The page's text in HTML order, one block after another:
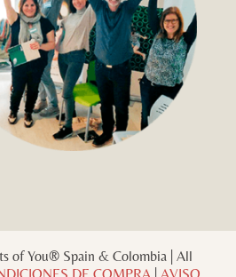
of You® Spain & Colombia | All